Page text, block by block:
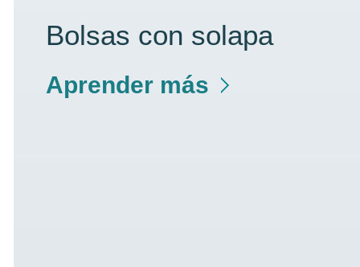
Bolsas con solapa
Aprender más